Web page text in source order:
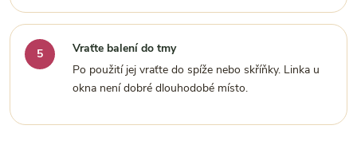
Vraťte balení do tmy
Po použití jej vraťte do spíže nebo skříňky. Linka u
okna není dobré dlouhodobé místo.